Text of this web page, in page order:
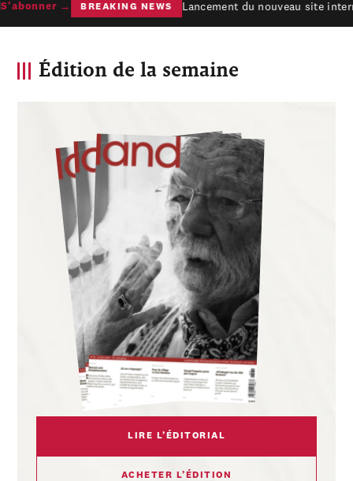
→ BREAKING NEWS Lancement du nouveau site
Édition de la semaine
LIRE L’ÉDITORIAL
ACHETER L’ÉDITION